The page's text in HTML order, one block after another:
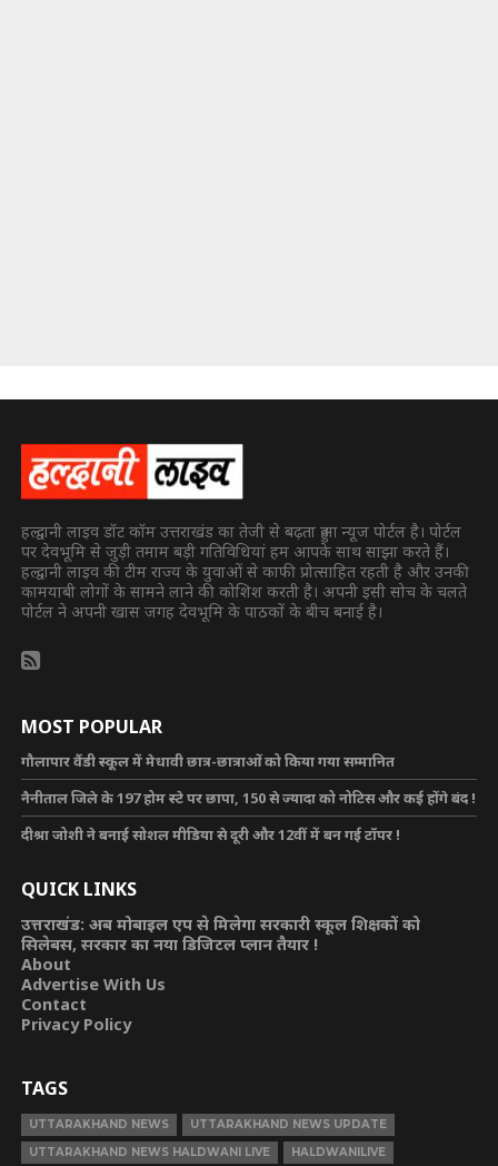
हल्द्वानी लाइव डॉट कॉम उत्तराखंड का तेजी से बढ़ता हुआ न्यूज पोर्टल है। पोर्टल
पर देवभूमि से जुड़ी तमाम बड़ी गतिविधियां हम आपके साथ साझा करते हैं।
हल्द्वानी लाइव की टीम राज्य के युवाओं से काफी प्रोत्साहित रहती है और उनकी
कामयाबी लोगों के सामने लाने की कोशिश करती है। अपनी इसी सोच के चलते
पोर्टल ने अपनी खास जगह देवभूमि के पाठकों के बीच बनाई है।
MOST POPULAR
गौलापार वैंडी स्कूल में मेधावी छात्र-छात्राओं को किया गया सम्मानित
नैनीताल जिले के 197 होम स्टे पर छापा, 150 से ज्यादा को नोटिस और कई होंगे बंद !
दीश्रा जोशी ने बनाई सोशल मीडिया से दूरी और 12वीं में बन गई टॉपर !
QUICK LINKS
उत्तराखंड: अब मोबाइल एप से मिलेगा सरकारी स्कूल शिक्षकों को
सिलेबस, सरकार का नया डिजिटल प्लान तैयार !
About
Advertise With Us
Contact
Privacy Policy
TAGS
UTTARAKHAND NEWS
UTTARAKHAND NEWS UPDATE
UTTARAKHAND NEWS HALDWANI LIVE
HALDWANILIVE